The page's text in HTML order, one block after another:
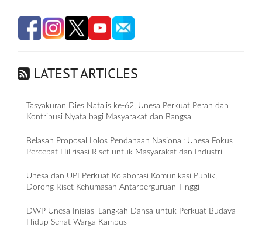
LATEST ARTICLES
Tasyakuran Dies Natalis ke-62, Unesa Perkuat Peran dan
Kontribusi Nyata bagi Masyarakat dan Bangsa
Belasan Proposal Lolos Pendanaan Nasional: Unesa Fokus
Percepat Hilirisasi Riset untuk Masyarakat dan Industri
Unesa dan UPI Perkuat Kolaborasi Komunikasi Publik,
Dorong Riset Kehumasan Antarperguruan Tinggi
DWP Unesa Inisiasi Langkah Dansa untuk Perkuat Budaya
Hidup Sehat Warga Kampus